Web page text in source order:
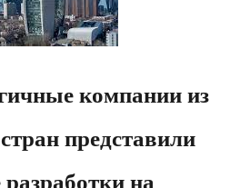
компании из
представили
на